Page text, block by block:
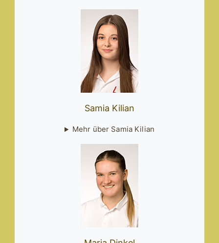
Samia Kilian
Mehr über Samia Kilian